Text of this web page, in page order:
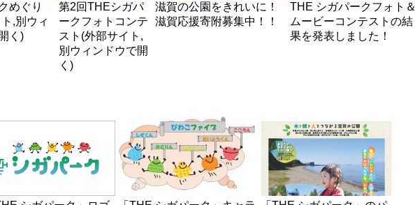
めぐり
,別ウィ
く)
第2回THEシガパ
ークフォトコンテ
スト(外部サイト,
別ウィンドウで開
く)
滋賀の公園をきれいに！
滋賀応援寄附募集中！！
THE シガパークフォト＆
ムービーコンテストの結
果を発表しました！